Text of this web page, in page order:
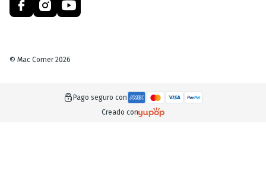
© Mac Corner 2026
Pago seguro con
Creado con